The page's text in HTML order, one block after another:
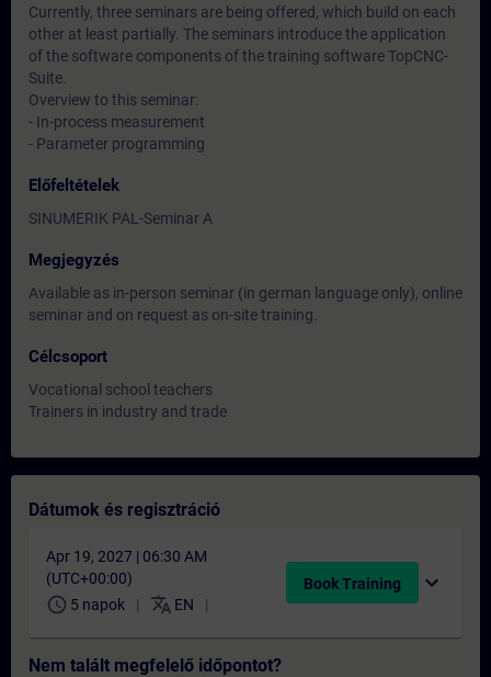
Currently, three seminars are being offered, which build on each
other at least partially. The seminars introduce the application
of the software components of the training software TopCNC-
Suite.
Overview to this seminar:
- In-process measurement
- Parameter programming
Előfeltételek
SINUMERIK PAL-Seminar A
Megjegyzés
Available as in-person seminar (in german language only), online
seminar and on request as on-site training.
Célcsoport
Vocational school teachers
Trainers in industry and trade
Dátumok és regisztráció
Apr 19, 2027 | 06:30 AM
(UTC+00:00)
schedule 5 napok translate EN
Book Training expand_more
Nem talált megfelelő időpontot?